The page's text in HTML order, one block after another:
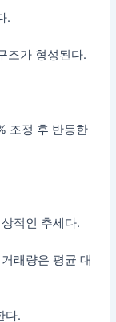
.
조가 형성된다.
조정 후 반등한
적인 추세다.
래량은 평균 대
다.